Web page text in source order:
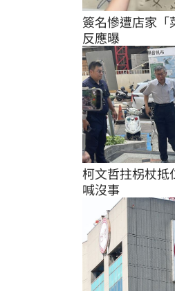
簽名慘遭店家「
反應曝
柯文哲拄柺杖抵
喊沒事